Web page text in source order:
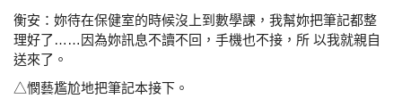
衡安：妳待在保健室的時候沒上到數學課，我幫妳把筆記都整
理好了……因為妳訊息不讀不回，手機也不接，所 以我就親自
送來了。
△憫藝尷尬地把筆記本接下。